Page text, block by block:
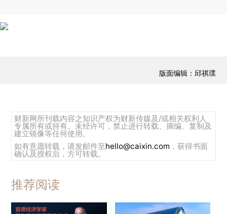
版面编辑：邱祺璞
财新网所刊载内容之知识产权为财新传媒及/或相关权利人
专属所有或持有。未经许可，禁止进行转载、摘编、复制及
建立镜像等任何使用。
如有意愿转载，请发邮件至hello@caixin.com ，获得书面
确认及授权后，方可转载。
推荐阅读